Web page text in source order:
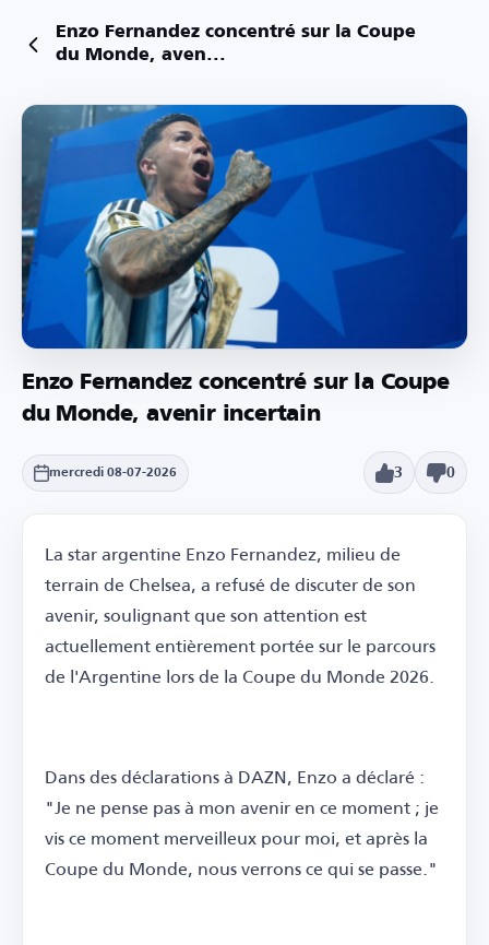
Enzo Fernandez concentré sur la Coupe
du Monde, aven...
Enzo Fernandez concentré sur la Coupe
du Monde, avenir incertain
mercredi 08-07-2026 3 0
La star argentine Enzo Fernandez, milieu de
terrain de Chelsea, a refusé de discuter de son
avenir, soulignant que son attention est
actuellement entièrement portée sur le parcours
de l'Argentine lors de la Coupe du Monde 2026.
Dans des déclarations à DAZN, Enzo a déclaré :
"Je ne pense pas à mon avenir en ce moment ; je
vis ce moment merveilleux pour moi, et après la
Coupe du Monde, nous verrons ce qui se passe."